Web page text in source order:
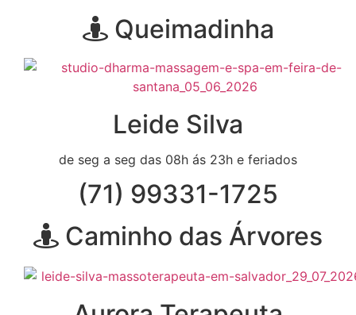
Queimadinha
Leide Silva
de seg a seg das 08h ás 23h e feriados
(71) 99331-1725
Caminho das Árvores